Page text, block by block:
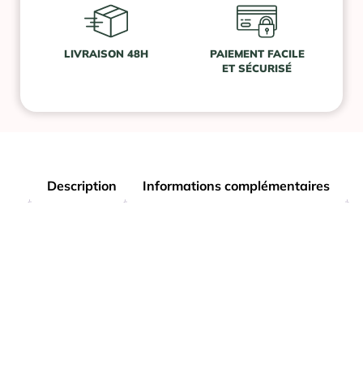
LIVRAISON 48H
PAIEMENT FACILE
ET SÉCURISÉ
Description Informations complémentaires